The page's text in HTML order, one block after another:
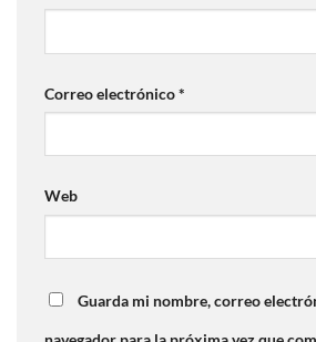
Correo electrónico*
Web
Guarda mi nombre, correo